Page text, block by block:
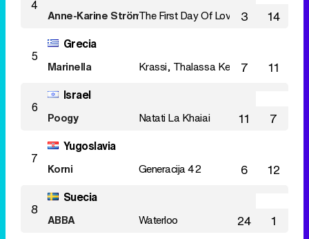
4
Anne-Karine Ström and the Bendik Singers
The First Day Of Love 3 14
5
Grecia
Marinella Krassi, Thalassa Ke T'agori Mou
7 11
6
Israel
Poogy Natati La Khaiai 11 7
7
Yugoslavia
Korni Generacija 42 6 12
8
Suecia
ABBA Waterloo 24 1